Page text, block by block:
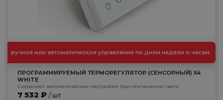
ручное или автоматическое управление по дням недели и часам
ПРОГРАММИРУЕМЫЙ ТЕРМОРЕГУЛЯТОР (СЕНСОРНЫЙ) X4
WHITE
Сохраняет автоматические настройки при отключении света
7 532 ₽ / шт